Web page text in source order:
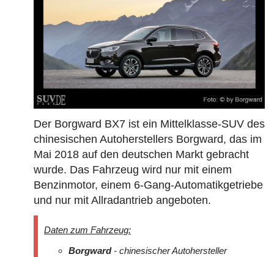
Der Borgward BX7 ist ein Mittelklasse-SUV des
chinesischen Autoherstellers Borgward, das im
Mai 2018 auf den deutschen Markt gebracht
wurde. Das Fahrzeug wird nur mit einem
Benzinmotor, einem 6-Gang-Automatikgetriebe
und nur mit Allradantrieb angeboten.
Daten zum Fahrzeug:
Borgward- chinesischer Autohersteller